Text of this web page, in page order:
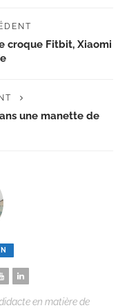
croque Fitbit, Xiaomi
une manette de
en matière de